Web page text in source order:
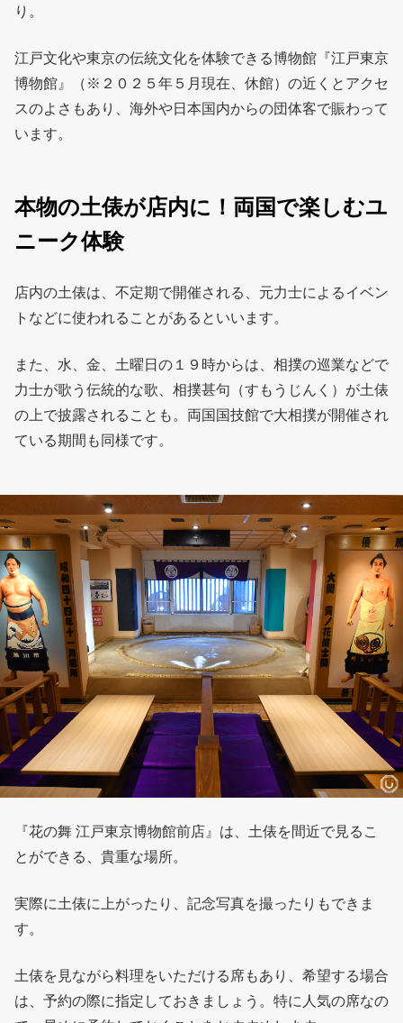
り。
江戸文化や東京の伝統文化を体験できる博物館『江戸東京
博物館』（※２０２５年５月現在、休館）の近くとアクセ
スのよさもあり、海外や日本国内からの団体客で賑わって
います。
本物の土俵が店内に！両国で楽しむユ
ニーク体験
店内の土俵は、不定期で開催される、元力士によるイベン
トなどに使われることがあるといいます。
また、水、金、土曜日の１９時からは、相撲の巡業などで
力士が歌う伝統的な歌、相撲甚句（すもうじんく）が土俵
の上で披露されることも。両国国技館で大相撲が開催され
ている期間も同様です。
『花の舞 江戸東京博物館前店』は、土俵を間近で見るこ
とができる、貴重な場所。
実際に土俵に上がったり、記念写真を撮ったりもできま
す。
土俵を見ながら料理をいただける席もあり、希望する場合
は、予約の際に指定しておきましょう。特に人気の席なの